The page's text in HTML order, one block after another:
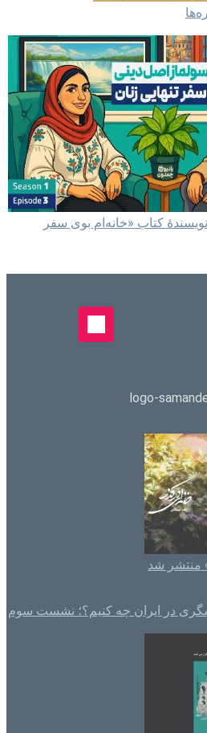
کتاب «خانه‌ام بوی سفر
منتشر شد
در ایران چه کنیم؟؛ نشست سوم